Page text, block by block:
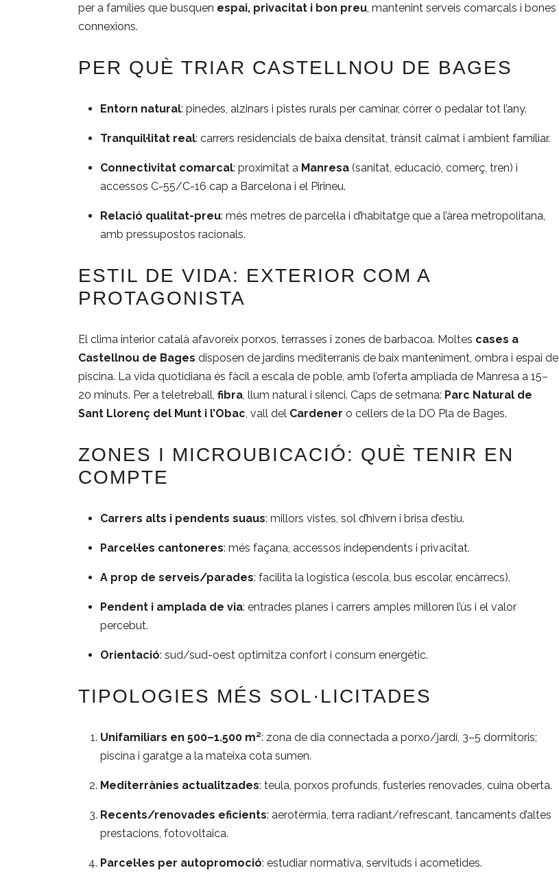
per a famílies que busquen espai, privacitat i bon preu , mantenint serveis comarcals i bones
connexions.
PER QUÈ TRIAR CASTELLNOU DE BAGES
Entorn natural: pinedes, alzinars i pistes rurals per caminar, córrer o pedalar tot l’any.
Tranquil·litat real: carrers residencials de baixa densitat, trànsit calmat i ambient familiar.
Connectivitat comarcal: proximitat a Manresa (sanitat, educació, comerç, tren) i
accessos C-55/C-16 cap a Barcelona i el Pirineu.
Relació qualitat-preu: més metres de parcel·la i d’habitatge que a l’àrea metropolitana,
amb pressupostos racionals.
ESTIL DE VIDA: EXTERIOR COM A
PROTAGONISTA
El clima interior català afavoreix porxos, terrasses i zones de barbacoa. Moltes cases a
Castellnou de Bages disposen de jardins mediterranis de baix manteniment, ombra i espai de
piscina. La vida quotidiana és fàcil a escala de poble, amb l’oferta ampliada de Manresa a 15–
20 minuts. Per a teletreball, fibra , llum natural i silenci. Caps de setmana: Parc Natural de
Sant Llorenç del Munt i l’Obac , vall del Cardener o cellers de la DO Pla de Bages.
ZONES I MICROUBICACIÓ: QUÈ TENIR EN
COMPTE
Carrers alts i pendents suaus: millors vistes, sol d’hivern i brisa d’estiu.
Parcel·les cantoneres: més façana, accessos independents i privacitat.
A prop de serveis/parades: facilita la logística (escola, bus escolar, encàrrecs).
Pendent i amplada de via: entrades planes i carrers amples milloren l’ús i el valor
percebut.
Orientació: sud/sud-oest optimitza confort i consum energètic.
TIPOLOGIES MÉS SOL·LICITADES
Unifamiliars en 500–1.500 m²: zona de dia connectada a porxo/jardí, 3–5 dormitoris;
piscina i garatge a la mateixa cota sumen.
Mediterrànies actualitzades: teula, porxos profunds, fusteries renovades, cuina oberta.
Recents/renovades eficients: aerotèrmia, terra radiant/refrescant, tancaments d’altes
prestacions, fotovoltaica.
Parcel·les per autopromoció: estudiar normativa, servituds i acometides.